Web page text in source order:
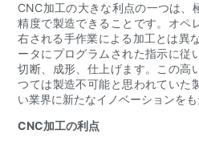
CNC加工の大きな利点の一つは、
精度で製造できることです。オペ
右される手作業による加工とは異
ータにプログラムされた指示に従
切断、成形、仕上げます。この高
つては製造不可能と思われていた
い業界に新たなイノベーションをも
CNC加工の利点